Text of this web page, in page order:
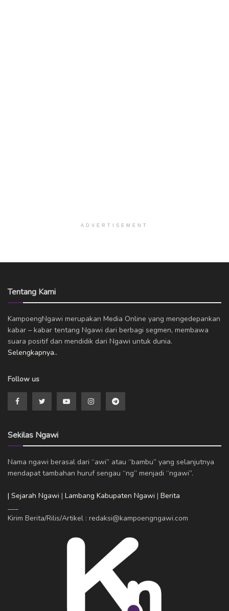
ADVERTISEMENT
Tentang Kami
KampoengNgawi merupakan Media Online yang mengedepankan
kabar – kabar tentang Ngawi dari berbagi segmen, membawa
suara positif dan mendidik dari Ngawi untuk dunia.
Selengkapnya..
Follow us
Sekilas Ngawi
Nama ngawi berasal dari “awi” atau “bambu” yang selanjutnya
mendapat tambahan huruf sengau “ng” menjadi “ngawi”.
| Sejarah Ngawi | Lambang Kabupaten Ngawi | Berita
___
Kirim Berita/Rilis/Artikel : redaksi@kampoengngawi.com